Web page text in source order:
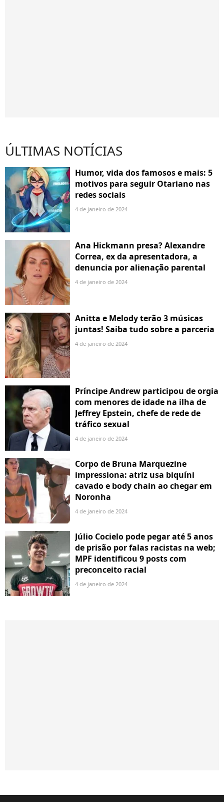
ÚLTIMAS NOTÍCIAS
Humor, vida dos famosos e mais: 5
motivos para seguir Otariano nas
redes sociais
4 de janeiro de 2024
Ana Hickmann presa? Alexandre
Correa, ex da apresentadora, a
denuncia por alienação parental
4 de janeiro de 2024
Anitta e Melody terão 3 músicas
juntas! Saiba tudo sobre a parceria
4 de janeiro de 2024
Príncipe Andrew participou de orgia
com menores de idade na ilha de
Jeffrey Epstein, chefe de rede de
tráfico sexual
4 de janeiro de 2024
Corpo de Bruna Marquezine
impressiona: atriz usa biquíni
cavado e body chain ao chegar em
Noronha
4 de janeiro de 2024
Júlio Cocielo pode pegar até 5 anos
de prisão por falas racistas na web;
MPF identificou 9 posts com
preconceito racial
4 de janeiro de 2024